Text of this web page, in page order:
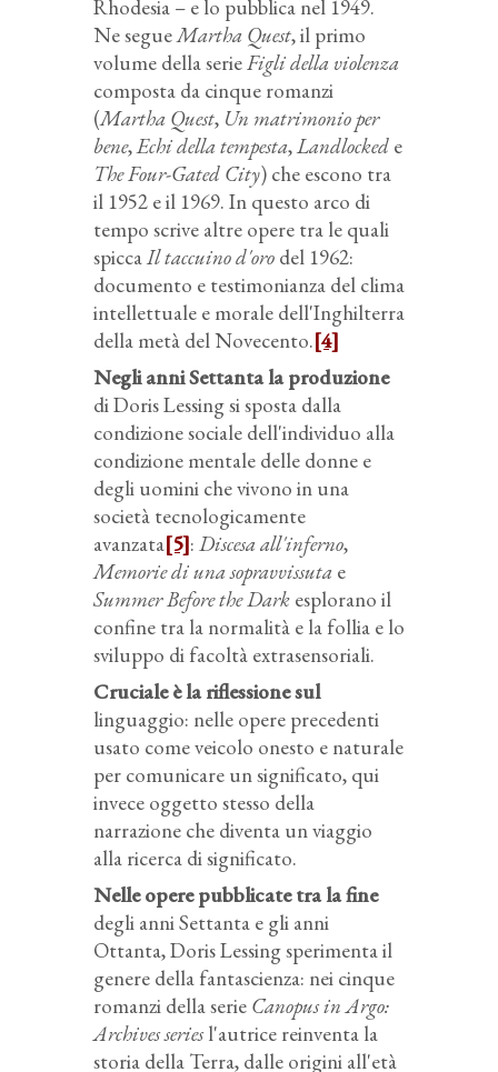
Rhodesia – e lo pubblica nel 1949.
Ne segueMartha Quest, il primo
volume della serieFigli della violenza
composta da cinque romanzi
(Martha Quest, Un matrimonio per
bene,Echi della tempesta,Landlocked e
The Four-Gated City) che escono tra
il 1952 e il 1969. In questo arco di
tempo scrive altre opere tra le quali
spiccaIl taccuino d'oro del 1962:
documento e testimonianza del clima
intellettuale e morale dell'Inghilterra
della metà del Novecento.[4]
Negli anni Settanta la produzione
di Doris Lessing si sposta dalla
condizione sociale dell'individuo alla
condizione mentale delle donne e
degli uomini che vivono in una
società tecnologicamente
avanzata[5]: Discesa all'inferno,
Memorie di una sopravvissuta e
Summer Before the Dark esplorano il
confine tra la normalità e la follia e lo
sviluppo di facoltà extrasensoriali.
Cruciale è la riflessione sul
linguaggio: nelle opere precedenti
usato come veicolo onesto e naturale
per comunicare un significato, qui
invece oggetto stesso della
narrazione che diventa un viaggio
alla ricerca di significato.
Nelle opere pubblicate tra la fine
degli anni Settanta e gli anni
Ottanta, Doris Lessing sperimenta il
genere della fantascienza: nei cinque
romanzi della serie Canopus in Argo:
Archives seriesl'autrice reinventa la
storia della Terra, dalle origini all'età